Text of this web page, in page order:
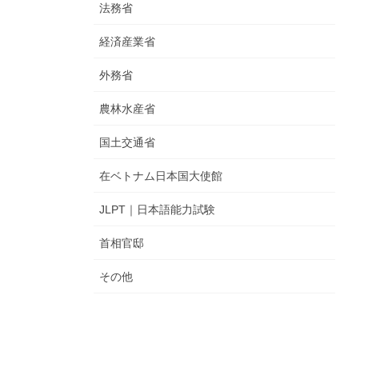
法務省
経済産業省
外務省
農林水産省
国土交通省
在ベトナム日本国大使館
JLPT｜日本語能力試験
首相官邸
その他